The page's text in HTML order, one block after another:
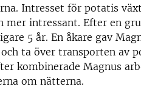
Intresset för potatis
mer intressant. Efter en
5 år. En åkare gav
ta över transporten av
kombinerade Magnus
om nätterna.